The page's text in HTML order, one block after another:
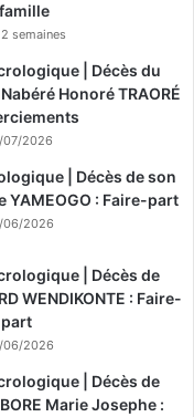
semaines
| Décès du
Honoré TRAORÉ
2026
| Décès de son
YAMEOGO : Faire-part
06/2026
| Décès de
WENDIKONTE : Faire-
part
06/2026
| Décès de
Marie Josephe :